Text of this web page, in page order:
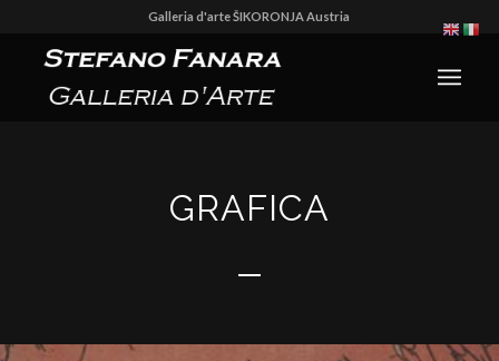
Galleria d'arte ŠIKORONJA Austria
GRAFICA